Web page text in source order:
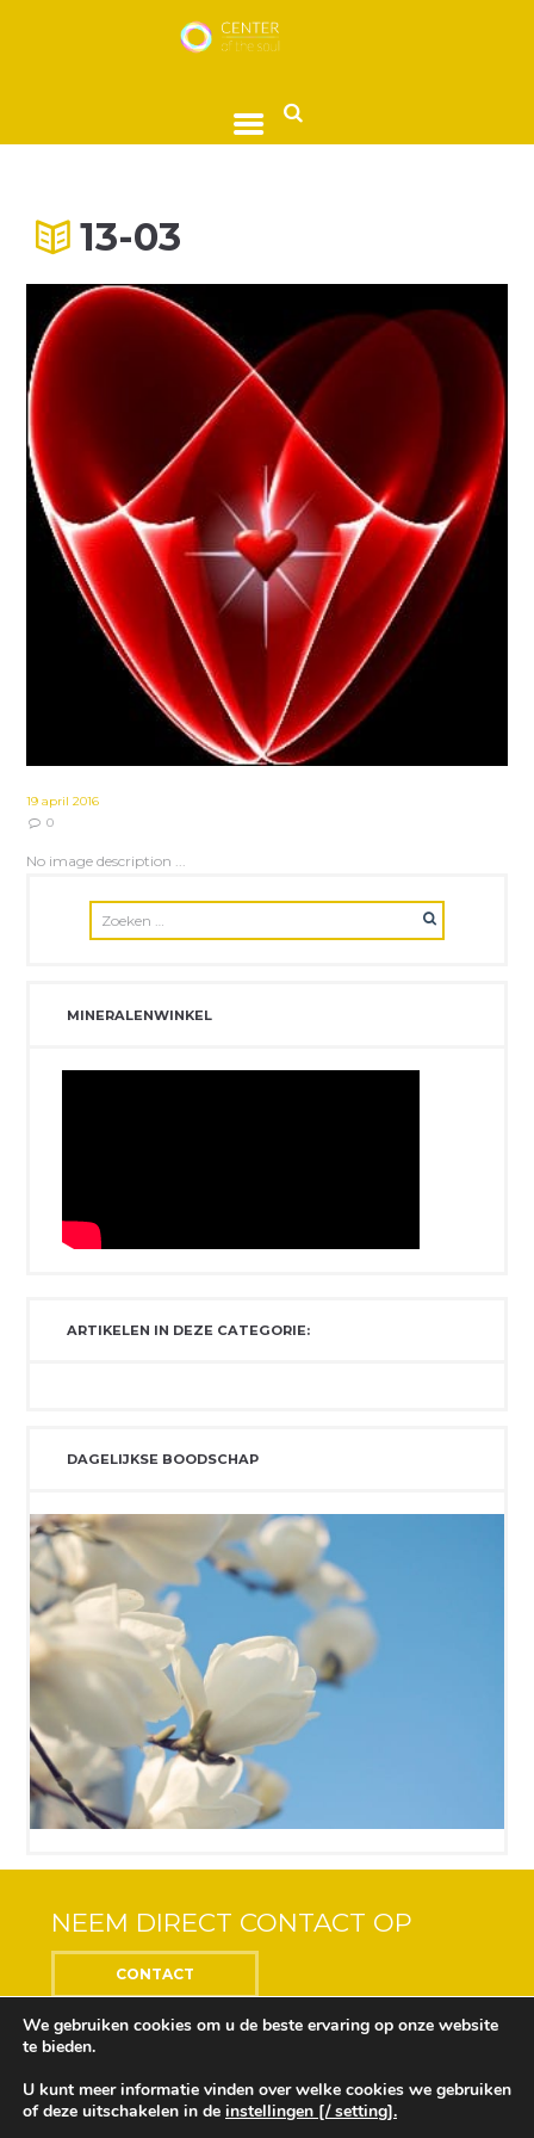
13-03
19 april 2016
0
No image description ...
MINERALENWINKEL
ARTIKELEN IN DEZE CATEGORIE:
DAGELIJKSE BOODSCHAP
NEEM DIRECT CONTACT OP
CONTACT
Center of the Soul © 2018 Alle rechten voorbehouden
Ontwikkeling en ontwerp doorDesign Depot
We gebruiken cookies om u de beste ervaring op onze website
te bieden.
U kunt meer informatie vinden over welke cookies we gebruiken
of deze uitschakelen in de instellingen [/ setting].